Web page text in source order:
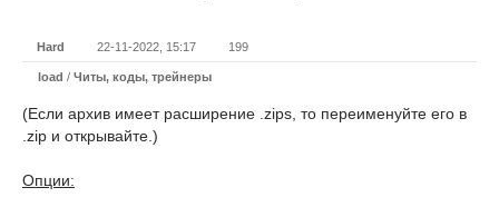
Hard 22-11-2022, 15:17 199
load / Читы, коды, трейнеры
(Если архив имеет расширение .zips, то переименуйте его в
.zip и открывайте.)
Опции: